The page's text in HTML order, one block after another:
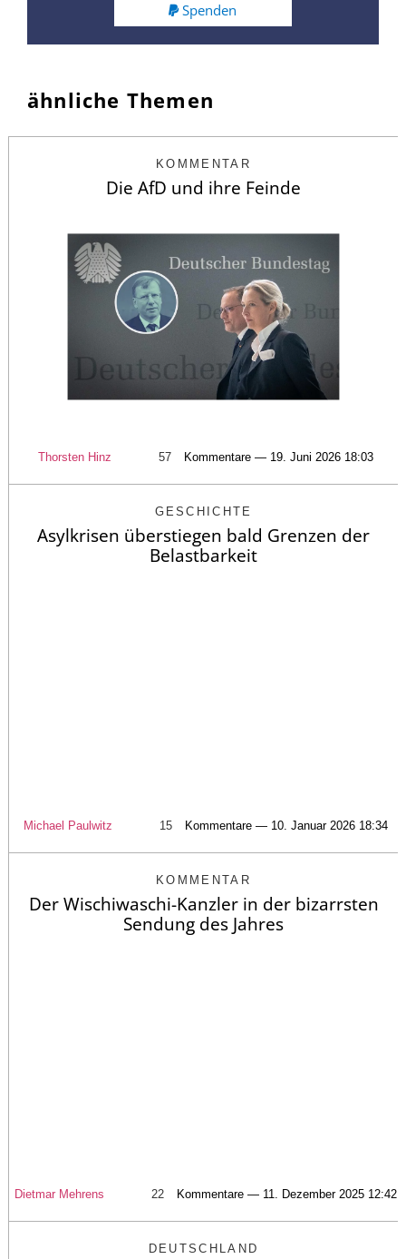
Spenden
ähnliche Themen
KOMMENTAR
Die AfD und ihre Feinde
Thorsten Hinz 57 Kommentare — 19. Juni 2026 18:03
GESCHICHTE
Asylkrisen überstiegen bald Grenzen der
Belastbarkeit
Michael Paulwitz 15 Kommentare — 10. Januar 2026 18:34
KOMMENTAR
Der Wischiwaschi-Kanzler in der bizarrsten
Sendung des Jahres
Dietmar Mehrens 22 Kommentare — 11. Dezember 2025 12:42
DEUTSCHLAND